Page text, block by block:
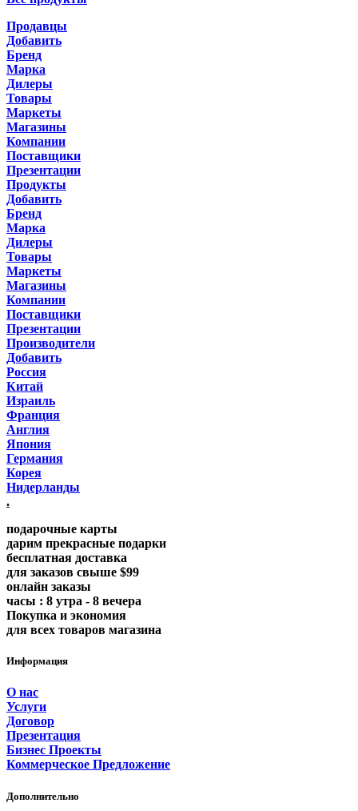
Продавцы
Добавить
Бренд
Марка
Дилеры
Товары
Маркеты
Магазины
Компании
Поставщики
Презентации
Продукты
Добавить
Бренд
Марка
Дилеры
Товары
Маркеты
Магазины
Компании
Поставщики
Презентации
Производители
Добавить
Россия
Китай
Израиль
Франция
Англия
Япония
Германия
Корея
Нидерланды
.
подарочные карты
дарим прекрасные подарки
бесплатная доставка
для заказов свыше $99
онлайн заказы
часы : 8 утра - 8 вечера
Покупка и экономия
для всех товаров магазина
Информация
О нас
Услуги
Договор
Презентация
Бизнес Проекты
Коммерческое Предложение
Дополнительно